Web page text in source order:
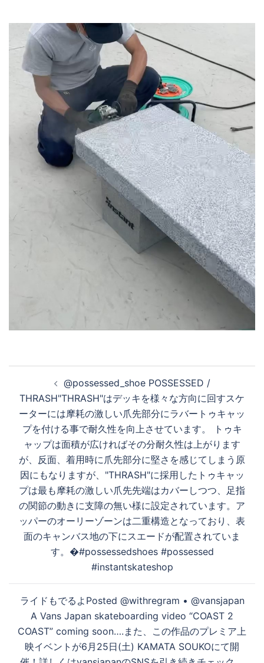
ナ
ー
シ
ョ
ン
@possessed_shoe POSSESSED /
THRASH"THRASH"はデッキを様々な方向に回すスケ
ーターには摩耗の激しい爪先部分にラバートゥキャッ
プを付ける事で耐久性を向上させています。 トゥキ
ャップは面積が広ければその分耐久性は上がります
が、反面、着用時に爪先部分に堅さを感じてしまう原
因にもなりますが、"THRASH"に採用したトゥキャッ
プは最も摩耗の激しい爪先先端はカバーしつつ、足指
の関節の動きに支障の無い様に設定されています。ア
ッパーのオーリーゾーンは二重構造となっており、表
面のキャンバス地の下にスエードが配置されていま
す。�#possessedshoes #possessed
#instantskateshop
ライドもでるよPosted @withregram • @vansjapan
A Vans Japan skateboarding video “COAST 2
COAST” coming soon….また、この作品のプレミア上
映イベントが6月25日(土) KAMATA SOUKOにて開